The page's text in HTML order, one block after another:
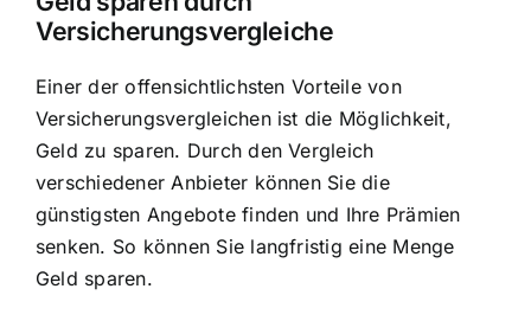
Versicherungsvergleiche
Einer der offensichtlichsten Vorteile von
Versicherungsvergleichen ist die Möglichkeit,
Geld zu sparen. Durch den Vergleich
verschiedener Anbieter können Sie die
günstigsten Angebote finden und Ihre Prämien
senken. So können Sie langfristig eine Menge
Geld sparen.